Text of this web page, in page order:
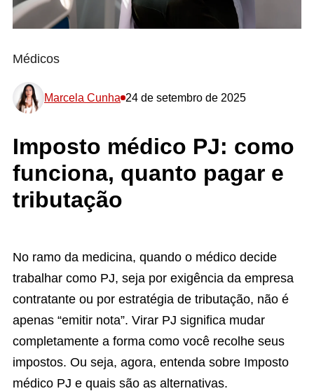
Médicos
Marcela Cunha 24 de setembro de 2025
Imposto médico PJ: como
funciona, quanto pagar e
tributação
No ramo da medicina, quando o médico decide
trabalhar como PJ, seja por exigência da empresa
contratante ou por estratégia de tributação, não é
apenas “emitir nota”. Virar PJ significa mudar
completamente a forma como você recolhe seus
impostos. Ou seja, agora, entenda sobre Imposto
médico PJ e quais são as alternativas.